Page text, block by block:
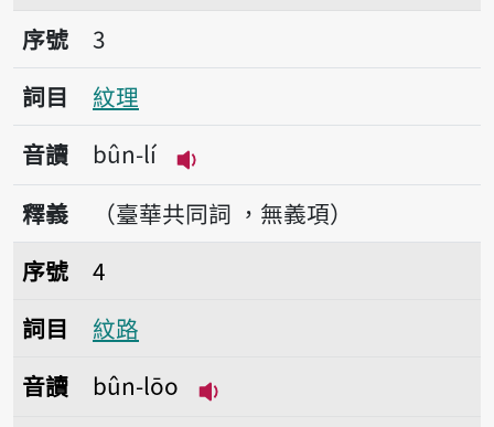
序號3紋理
序號
3
詞目
紋理
音讀
bûn-lí
播放音讀bûn-lí
釋義
（臺華共同詞 ，無義項）
序號4紋路
序號
4
詞目
紋路
音讀
bûn-lōo